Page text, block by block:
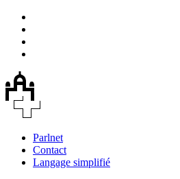
Parlnet
Contact
Langage simplifié